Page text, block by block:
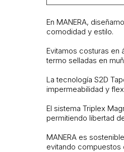
En MANERA,
comodidad y estilo.
Evitamos costuras en
termo selladas en
La tecnología S2D
impermeabilidad y
El sistema Triplex
permitiendo libertad
MANERA es
evitando compuestos